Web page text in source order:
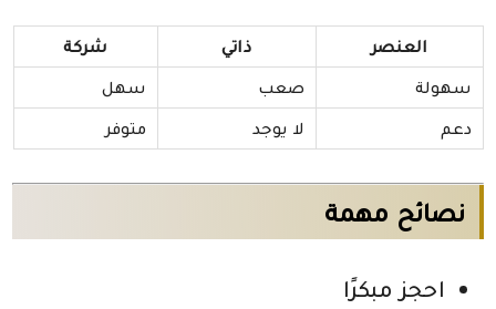
العنصر ذاتي شركة
سهولة صعب سهل
دعم لا يوجد متوفر
نصائح مهمة
احجز مبكرًا